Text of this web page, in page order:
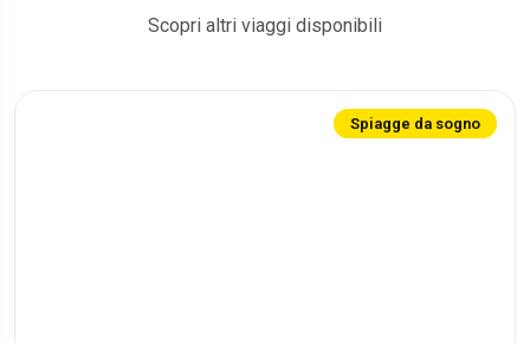
Scopri altri viaggi disponibili
Spiagge da sogno